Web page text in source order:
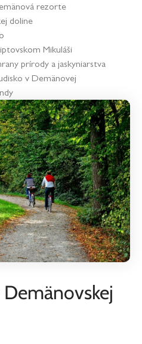
rezorte
doline
Mikuláši
prírody a jaskyniarstva
v Demänovej